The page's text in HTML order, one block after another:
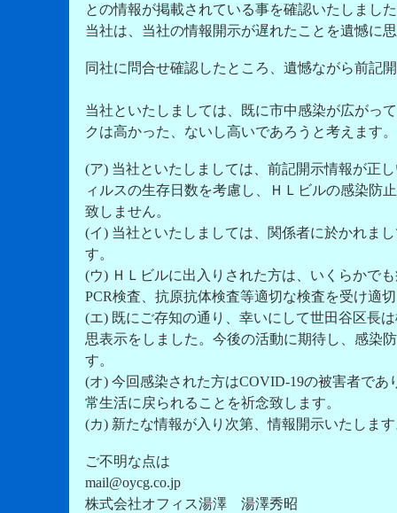
との情報が掲載されている事を確認いたしまし
当社は、当社の情報開示が遅れたことを遺憾に
同社に問合せ確認したところ、遺憾ながら前記
当社といたしましては、既に市中感染が広がっ
クは高かった、ないし高いであろうと考えます。
(ア) 当社といたしましては、前記開示情報が正
ィルスの生存日数を考慮し、ＨＬビルの感染防
致しません。
(イ) 当社といたしましては、関係者に於かれま
す。
(ウ) ＨＬビルに出入りされた方は、いくらかで
PCR検査、抗原抗体検査等適切な検査を受け適
(エ) 既にご存知の通り、幸いにして世田谷区長
思表示をしました。今後の活動に期待し、感染
す。
(オ) 今回感染された方はCOVID-19の被害者で
常生活に戻られることを祈念致します。
(カ) 新たな情報が入り次第、情報開示いたしま
ご不明な点は
mail@oycg.co.jp
株式会社オフィス湯澤 湯澤秀昭